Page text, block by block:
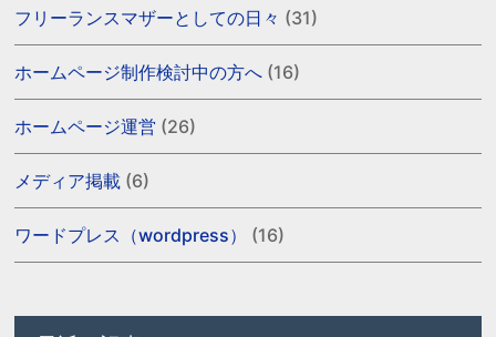
フリーランスマザーとしての日々 (31)
ホームページ制作検討中の方へ (16)
ホームページ運営 (26)
メディア掲載 (6)
ワードプレス（wordpress） (16)